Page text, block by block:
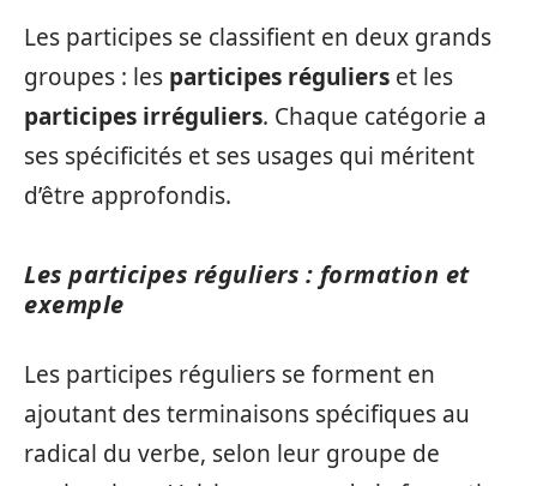
Les participes se classifient en deux grands
groupes : les participes réguliers et les
participes irréguliers. Chaque catégorie a
ses spécificités et ses usages qui méritent
d’être approfondis.
Les participes réguliers : formation et
exemple
Les participes réguliers se forment en
ajoutant des terminaisons spécifiques au
radical du verbe, selon leur groupe de